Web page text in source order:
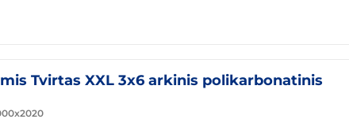
Tvirtas XXL 3x6 arkinis polikarbonatinis